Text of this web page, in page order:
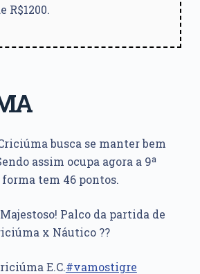
R$1200.
busca se manter bem
assim ocupa agora a 9ª
forma tem 46 pontos.
Palco da partida de
x Náutico ??
E.C.#vamostigre